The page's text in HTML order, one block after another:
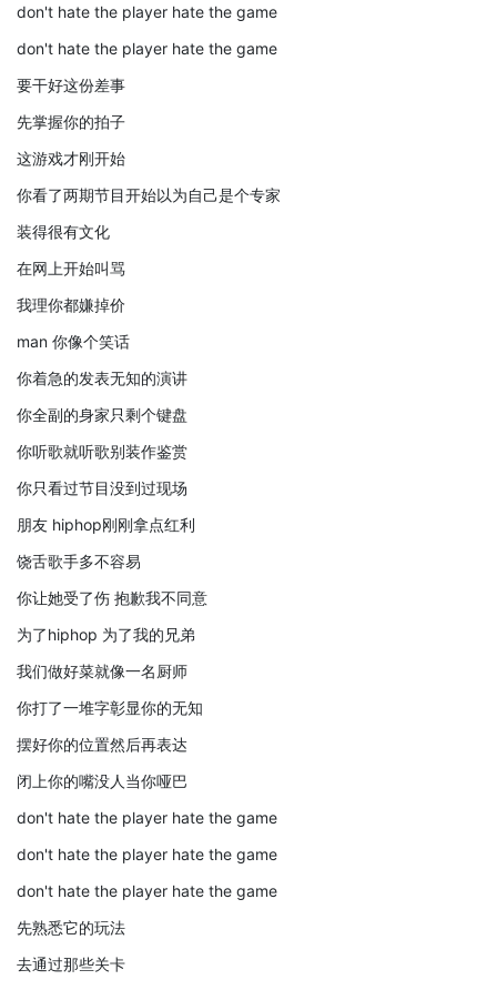
don't hate the player hate the game
don't hate the player hate the game
要干好这份差事
先掌握你的拍子
这游戏才刚开始
你看了两期节目开始以为自己是个专家
装得很有文化
在网上开始叫骂
我理你都嫌掉价
man 你像个笑话
你着急的发表无知的演讲
你全副的身家只剩个键盘
你听歌就听歌别装作鉴赏
你只看过节目没到过现场
朋友 hiphop刚刚拿点红利
饶舌歌手多不容易
你让她受了伤 抱歉我不同意
为了hiphop 为了我的兄弟
我们做好菜就像一名厨师
你打了一堆字彰显你的无知
摆好你的位置然后再表达
闭上你的嘴没人当你哑巴
don't hate the player hate the game
don't hate the player hate the game
don't hate the player hate the game
先熟悉它的玩法
去通过那些关卡